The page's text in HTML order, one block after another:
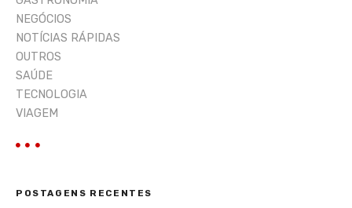
NEGÓCIOS
NOTÍCIAS RÁPIDAS
OUTROS
SAÚDE
TECNOLOGIA
VIAGEM
POSTAGENS RECENTES